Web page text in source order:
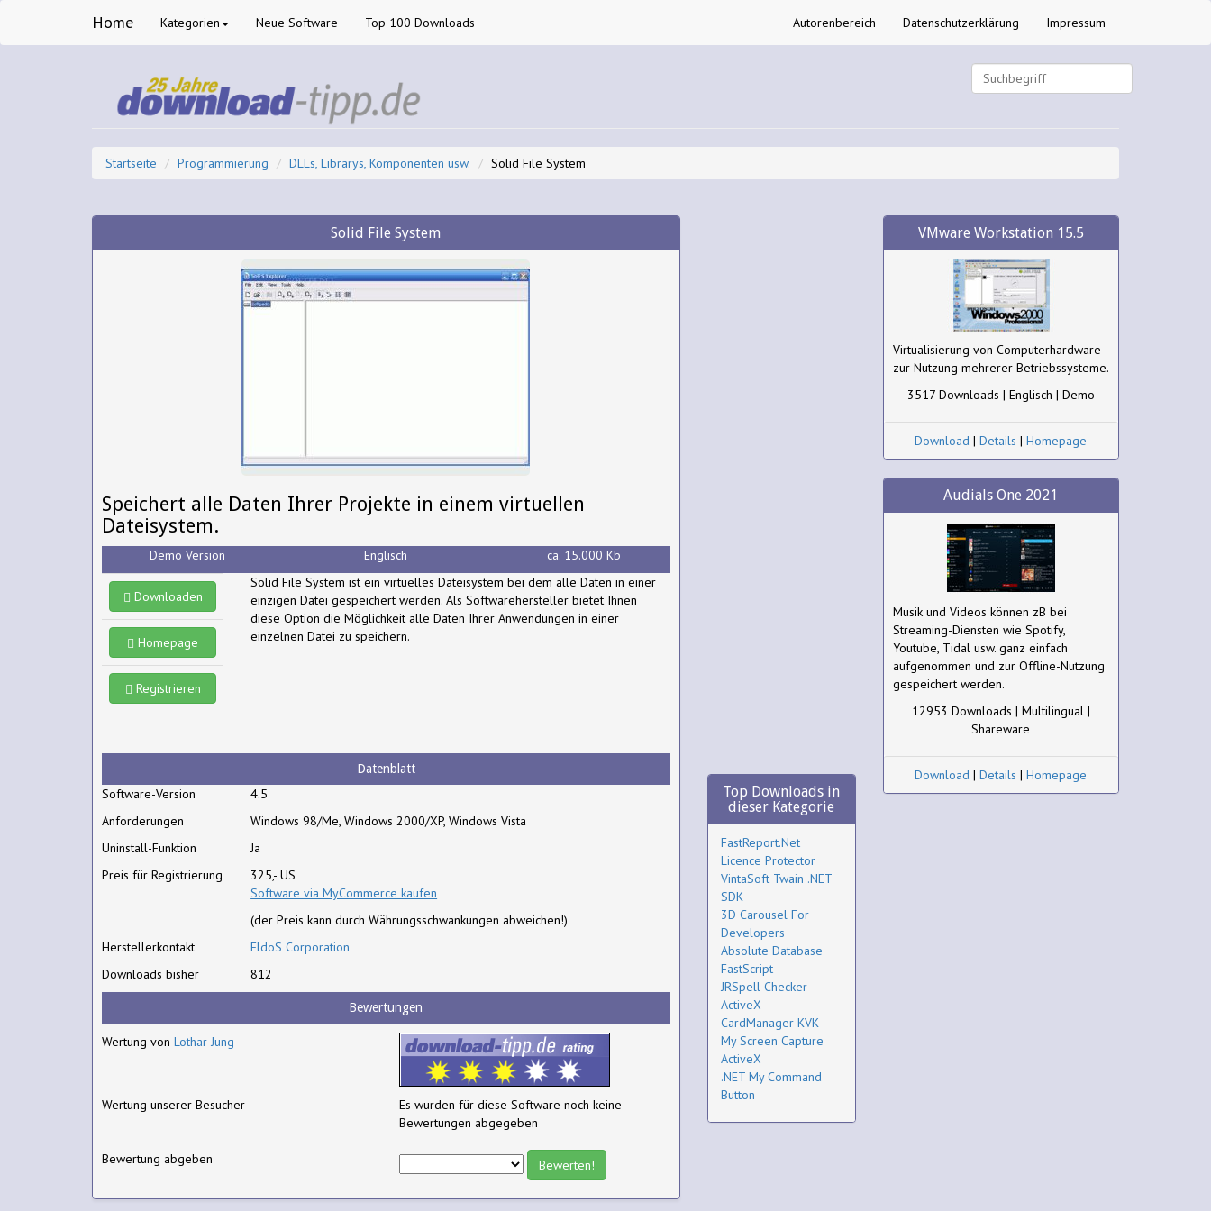
Home Kategorien Neue Software Top 100 Downloads Autorenbereich Datenschutzerklärung Impressum
Startseite Programmierung DLLs, Librarys, Komponenten usw. Solid File System
Solid File System
Speichert alle Daten Ihrer Projekte in einem virtuellen
Dateisystem.
Demo Version Englisch ca. 15.000 Kb
Downloaden
Homepage
Registrieren
Solid File System ist ein virtuelles Dateisystem bei dem alle Daten in einer
einzigen Datei gespeichert werden. Als Softwarehersteller bietet Ihnen
diese Option die Möglichkeit alle Daten Ihrer Anwendungen in einer
einzelnen Datei zu speichern.
Datenblatt
Software-Version
4.5
Anforderungen
Windows 98/Me, Windows 2000/XP, Windows Vista
Uninstall-Funktion
Ja
Preis für Registrierung
325,- US
Software via MyCommerce kaufen
(der Preis kann durch Währungsschwankungen abweichen!)
Herstellerkontakt
EldoS Corporation
Downloads bisher
812
Bewertungen
Wertung von Lothar Jung
Wertung unserer Besucher
Es wurden für diese Software noch keine
Bewertungen abgegeben
Bewertung abgeben
Top Downloads in
dieser Kategorie
FastReport.Net
Licence Protector
VintaSoft Twain .NET
SDK
3D Carousel For
Developers
Absolute Database
FastScript
JRSpell Checker
ActiveX
CardManager KVK
My Screen Capture
ActiveX
.NET My Command
Button
VMware Workstation 15.5
Virtualisierung von Computerhardware
zur Nutzung mehrerer Betriebssysteme.
3517 Downloads | Englisch | Demo
Download |Details |Homepage
Audials One 2021
Musik und Videos können zB bei
Streaming-Diensten wie Spotify,
Youtube, Tidal usw. ganz einfach
aufgenommen und zur Offline-Nutzung
gespeichert werden.
12953 Downloads | Multilingual |
Shareware
Download |Details |Homepage